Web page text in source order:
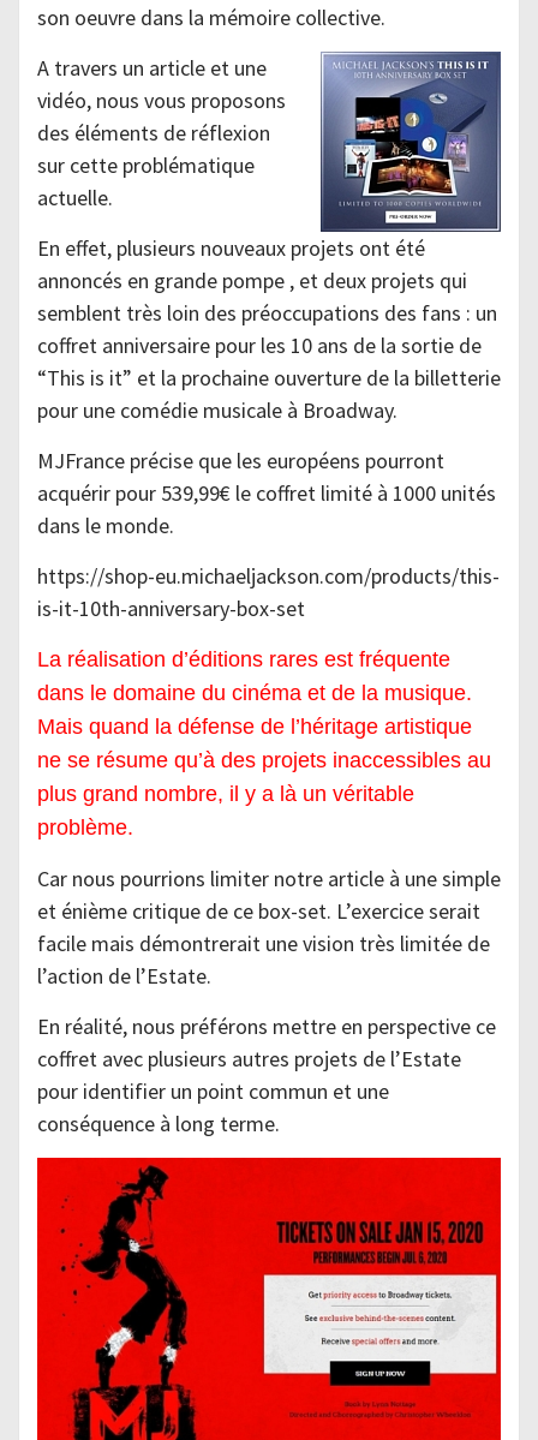
son oeuvre dans la mémoire collective.
A travers un article et une
vidéo, nous vous proposons
des éléments de réflexion
sur cette problématique
actuelle.
En effet, plusieurs nouveaux projets ont été
annoncés en grande pompe , et deux projets qui
semblent très loin des préoccupations des fans : un
coffret anniversaire pour les 10 ans de la sortie de
“This is it” et la prochaine ouverture de la billetterie
pour une comédie musicale à Broadway.
MJFrance précise que les européens pourront
acquérir pour 539,99€ le coffret limité à 1000 unités
dans le monde.
https://shop-eu.michaeljackson.com/products/this-
is-it-10th-anniversary-box-set
La réalisation d’éditions rares est fréquente
dans le domaine du cinéma et de la musique.
Mais quand la défense de l’héritage artistique
ne se résume qu’à des projets inaccessibles au
plus grand nombre, il y a là un véritable
problème.
Car nous pourrions limiter notre article à une simple
et énième critique de ce box-set. L’exercice serait
facile mais démontrerait une vision très limitée de
l’action de l’Estate.
En réalité, nous préférons mettre en perspective ce
coffret avec plusieurs autres projets de l’Estate
pour identifier un point commun et une
conséquence à long terme.